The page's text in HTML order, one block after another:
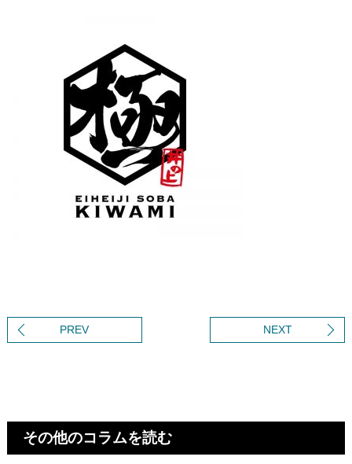
PREV NEXT
その他のコラムを読む